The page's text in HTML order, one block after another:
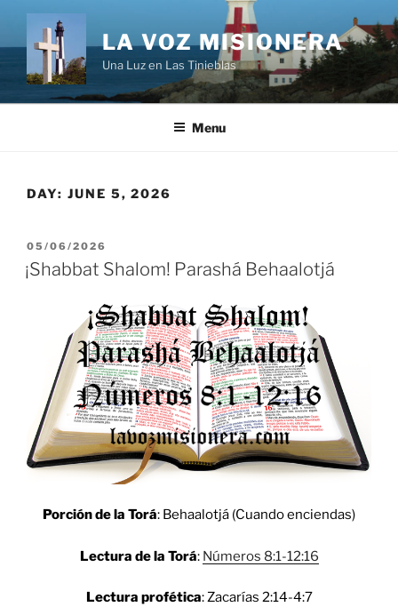
content
LA VOZ MISIONERA
Una Luz en Las Tinieblas
Menu
DAY: JUNE 5, 2026
POSTED
ON
05/06/2026
¡Shabbat Shalom! Parashá Behaalotjá
Porción de la Torá: Behaalotjá (Cuando enciendas)
Lectura de la Torá: Números 8:1-12:16
Lectura profética:Zacarías 2:14-4:7